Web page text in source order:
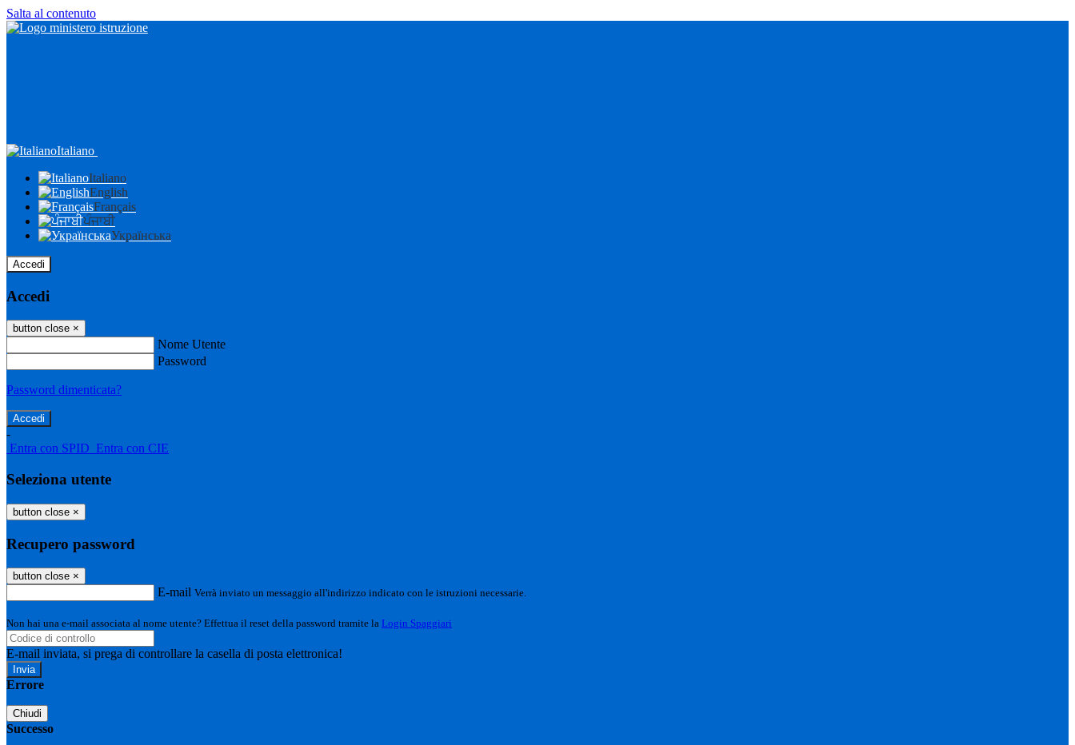
Salta al contenuto
Italiano
Italiano
English
Français
ਪੰਜਾਬੀ
Українська
Accedi
Accedi
button close ×
Nome Utente
Password
Password dimenticata?
-
Entra con SPID Entra con CIE
Seleziona utente
button close ×
Recupero password
button close ×
E-mail Verrà inviato un messaggio all'indirizzo indicato con le istruzioni necessarie.
Non hai una e-mail associata al nome utente? Effettua il reset della password tramite la Login Spaggiari
E-mail inviata, si prega di controllare la casella di posta elettronica!
Errore
Chiudi
Successo